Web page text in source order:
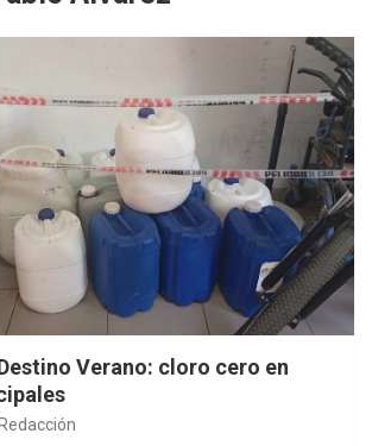
Verano: cloro cero en
Redacción